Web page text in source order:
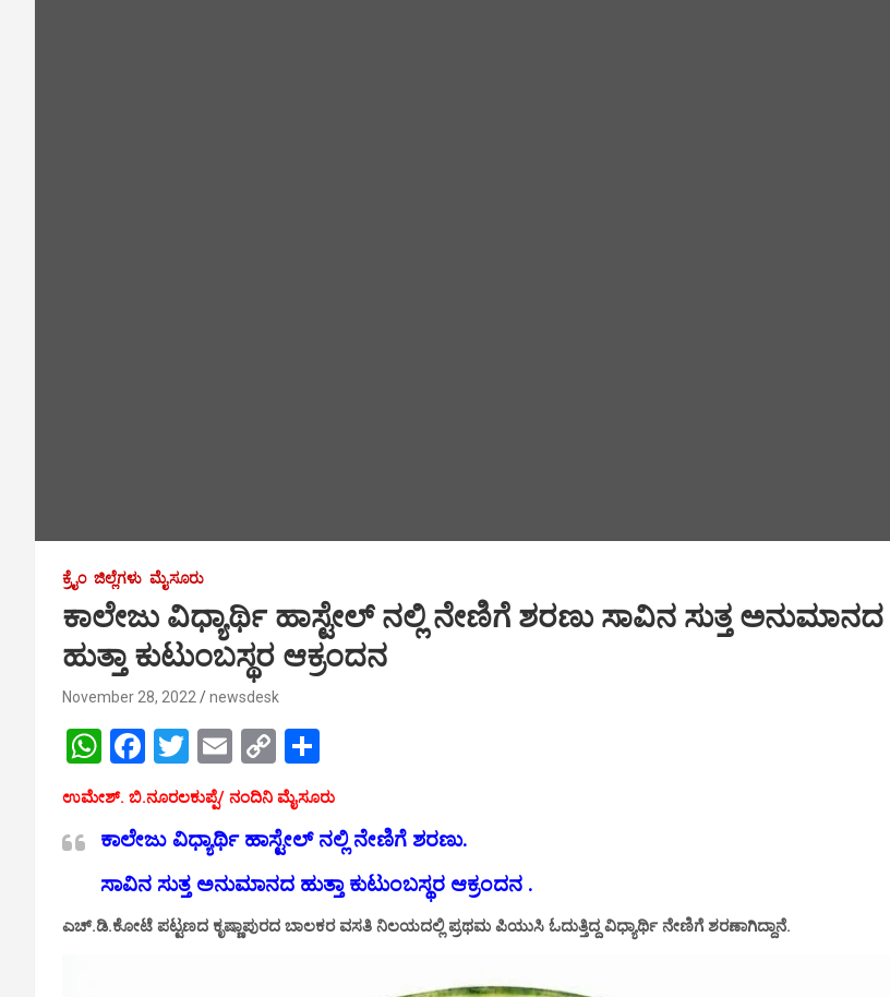
ಕ್ರೈಂ ಜಿಲ್ಲೆಗಳು ಮೈಸೂರು
ಕಾಲೇಜು ವಿಧ್ಯಾರ್ಥಿ ಹಾಸ್ಟೇಲ್ ನಲ್ಲಿ ನೇಣಿಗೆ ಶರಣು ಸಾವಿನ ಸುತ್ತ ಅನುಮಾನದ
ಹುತ್ತಾ ಕುಟುಂಬಸ್ಥರ ಆಕ್ರಂದನ
November 28, 2022 newsdesk
W
h
at
s
A
p
F
a
ce
b
o
o
T
wi
tt
er
E
m
ail
C
o
py
Li
n
k
h
ar
e
ಉಮೇಶ್. ಬಿ.ನೂರಲಕುಪ್ಪೆ/ ನಂದಿನಿ ಮೈಸೂರು
ಕಾಲೇಜು ವಿಧ್ಯಾರ್ಥಿ ಹಾಸ್ಟೇಲ್ ನಲ್ಲಿ ನೇಣಿಗೆ ಶರಣು.
ಸಾವಿನ ಸುತ್ತ ಅನುಮಾನದ ಹುತ್ತಾ ಕುಟುಂಬಸ್ಥರ ಆಕ್ರಂದನ .
ಎಚ್.ಡಿ.ಕೋಟೆ ಪಟ್ಟಣದ ಕೃಷ್ಣಾಪುರದ ಬಾಲಕರ ವಸತಿ ನಿಲಯದಲ್ಲಿ ಪ್ರಥಮ ಪಿಯುಸಿ ಓದುತ್ತಿದ್ದ ವಿಧ್ಯಾರ್ಥಿ ನೇಣಿಗೆ ಶರಣಾಗಿದ್ದಾನೆ.